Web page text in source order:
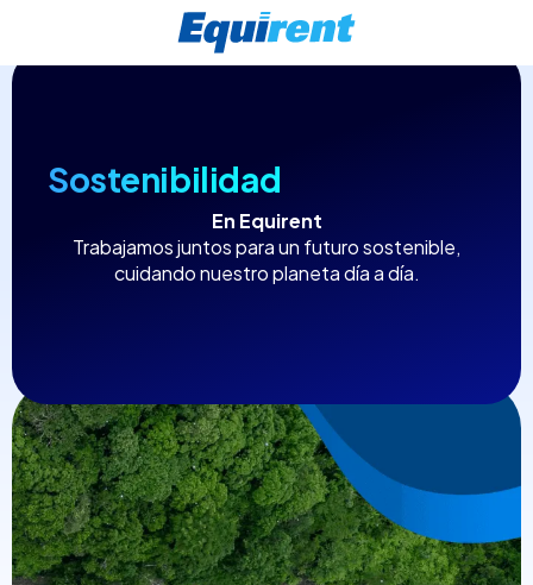
Sostenibilidad
En Equirent
Trabajamos juntos para un futuro sostenible,
cuidando nuestro planeta día a día.